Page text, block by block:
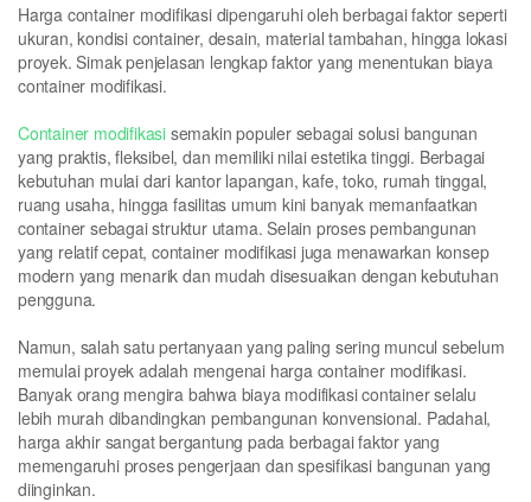
Harga container modifikasi dipengaruhi oleh berbagai faktor seperti
ukuran, kondisi container, desain, material tambahan, hingga lokasi
proyek. Simak penjelasan lengkap faktor yang menentukan biaya
container modifikasi.
Container modifikasi semakin populer sebagai solusi bangunan
yang praktis, fleksibel, dan memiliki nilai estetika tinggi. Berbagai
kebutuhan mulai dari kantor lapangan, kafe, toko, rumah tinggal,
ruang usaha, hingga fasilitas umum kini banyak memanfaatkan
container sebagai struktur utama. Selain proses pembangunan
yang relatif cepat, container modifikasi juga menawarkan konsep
modern yang menarik dan mudah disesuaikan dengan kebutuhan
pengguna.
Namun, salah satu pertanyaan yang paling sering muncul sebelum
memulai proyek adalah mengenai harga container modifikasi.
Banyak orang mengira bahwa biaya modifikasi container selalu
lebih murah dibandingkan pembangunan konvensional. Padahal,
harga akhir sangat bergantung pada berbagai faktor yang
memengaruhi proses pengerjaan dan spesifikasi bangunan yang
diinginkan.